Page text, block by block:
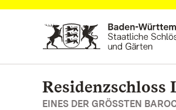
Zum Hauptinhalt springen
Residenzschloss
EINES DER GRÖSSTEN